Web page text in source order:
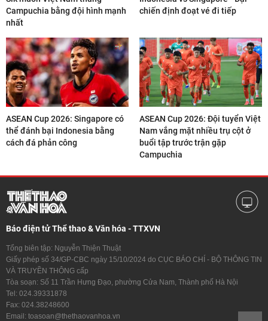
Campuchia bằng đội hình mạnh
nhất
chiến định đoạt vé đi tiếp
ASEAN Cup 2026: Singapore có
thể đánh bại Indonesia bằng
cách đá phản công
ASEAN Cup 2026: Đội tuyển Việt
Nam vắng mặt nhiều trụ cột ở
buổi tập trước trận gặp
Campuchia
Báo điện tử Thể thao & Văn hóa - TTXVN
Tổng biên tập: Nguyễn Thiện Thuật
Giấy phép số 34/GP-CBC ngày 15/10/2024 do CỤC BÁO CHÍ - BỘ THÔNG TIN
VÀ TRUYỀN THÔNG cấp
Tòa soạn: Số 11 Trần Hưng Đạo, phường Cửa Nam, Thành phố Hà Nội
Tel: 024.39331878
Fax: 024.38248600
Email: toasoan@thethaovanhoa.vn